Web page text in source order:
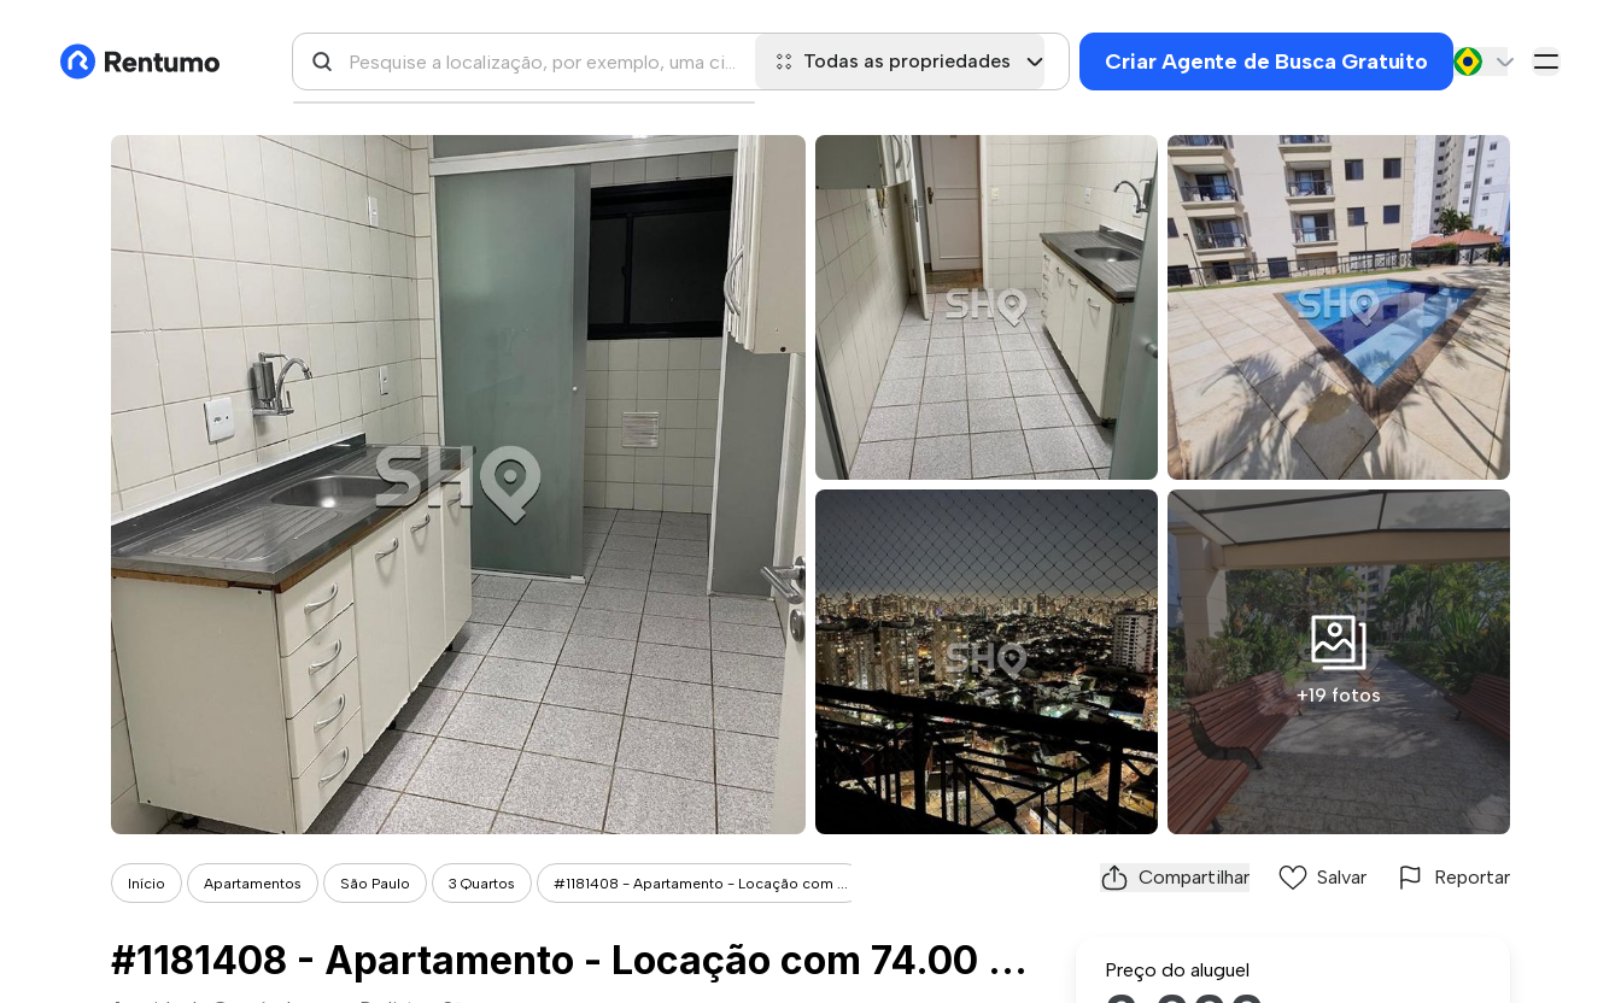
Todas as propriedades Criar Agente de Busca Gratuito
+19 fotos
Início Apartamentos São Paulo 3 Quartos #1181408 - Apartamento - Locação com ... Compartilhar Salvar Reportar
#1181408 - Apartamento - Locação com 74.00 m² , 3 Quarto(s), por R$ 3.000 Preço do aluguel